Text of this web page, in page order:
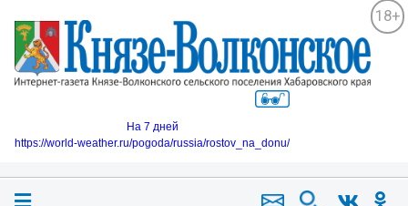
18+
На 7 дней
https://world-weather.ru/pogoda/russia/rostov_na_donu/